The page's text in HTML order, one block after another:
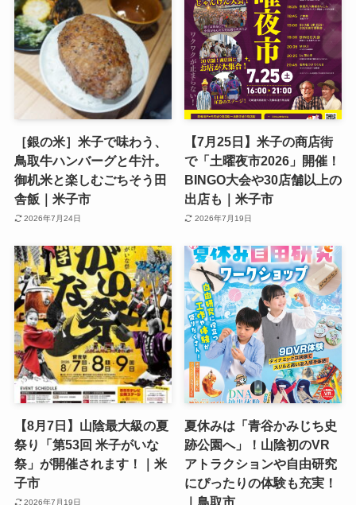
［銀の米］米子で味わう、
鳥取牛ハンバーグと牛汁。
御机米と楽しむごちそう田
舎飯｜米子市
2026年7月24日
【7月25日】米子の商店街
で「土曜夜市2026」開催！
BINGO大会や30店舗以上の
出店も｜米子市
2026年7月19日
【8月7日】山陰最大級の夏
祭り「第53回 米子がいな
祭」が開催されます！｜米
子市
2026年7月19日
夏休みは「青谷かみじち史
跡公園へ」！山陰初のVR
アトラクションや自由研究
にぴったりの体験も充実！
｜鳥取市